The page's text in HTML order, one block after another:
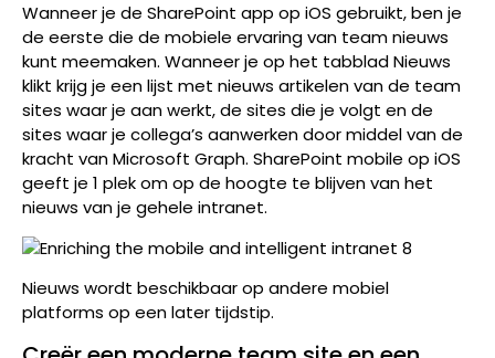
Wanneer je de SharePoint app op iOS gebruikt, ben je
de eerste die de mobiele ervaring van team nieuws
kunt meemaken. Wanneer je op het tabblad Nieuws
klikt krijg je een lijst met nieuws artikelen van de team
sites waar je aan werkt, de sites die je volgt en de
sites waar je collega’s aanwerken door middel van de
kracht van Microsoft Graph. SharePoint mobile op iOS
geeft je 1 plek om op de hoogte te blijven van het
nieuws van je gehele intranet.
Nieuws wordt beschikbaar op andere mobiel
platforms op een later tijdstip.